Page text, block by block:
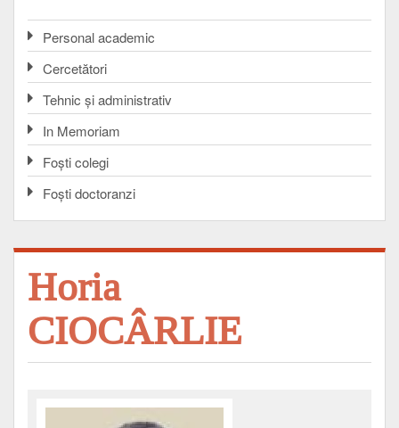
Personal academic
Cercetători
Tehnic și administrativ
In Memoriam
Foşti colegi
Foşti doctoranzi
Horia
CIOCÂRLIE